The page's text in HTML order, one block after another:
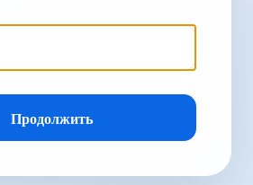
Продолжить